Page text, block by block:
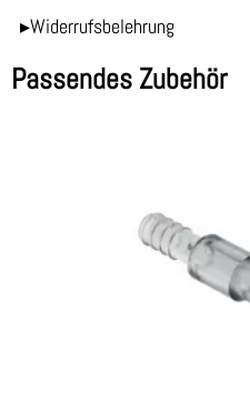
▸Widerrufsbelehrung
Passendes Zubehör